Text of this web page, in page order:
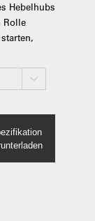
Hebelhubs
Rolle